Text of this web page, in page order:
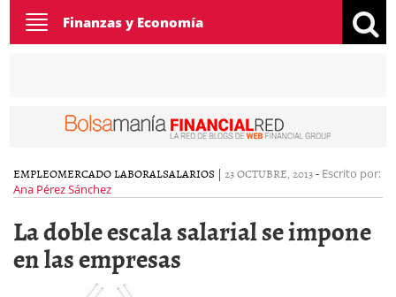
Toggle
navigation
Finanzas y Economía
EMPLEOMERCADO LABORALSALARIOS | 23 OCTUBRE, 2013- Escrito por:
Ana Pérez Sánchez
La doble escala salarial se impone
en las empresas